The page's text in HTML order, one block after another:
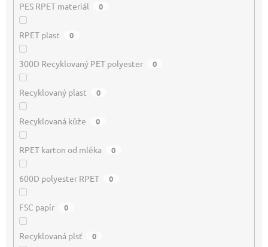
PES RPET materiál 0
RPET plast 0
300D Recyklovaný PET polyester 0
Recyklovaný plast 0
Recyklovaná kůže 0
RPET karton od mléka 0
600D polyester RPET 0
FSC papír 0
Recyklovaná plsť 0